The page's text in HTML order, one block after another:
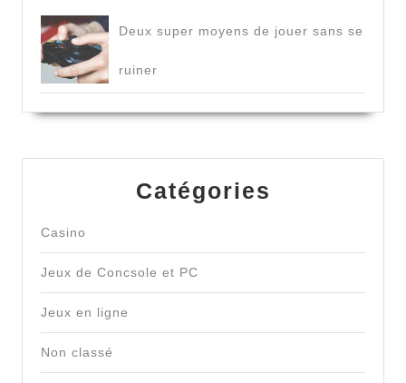
Deux super moyens de jouer sans se
ruiner
Catégories
Casino
Jeux de Concsole et PC
Jeux en ligne
Non classé